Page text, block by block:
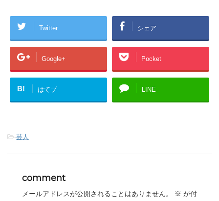
Twitter シェア
Google+ Pocket
B! はてブ LINE
-芸人
comment
メールアドレスが公開されることはありません。 ※ が付